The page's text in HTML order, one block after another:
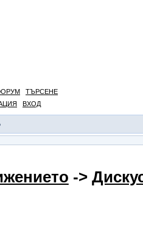
ТЪРСЕНЕ
ВХОД
->